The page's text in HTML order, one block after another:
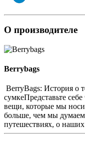
О производителе
Berrybags
BerryBags: История о
сумкеПредставьте
вещи, которые мы
больше, чем мы
путешествиях, о